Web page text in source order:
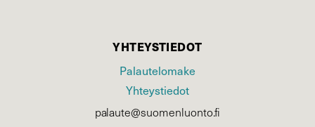
YHTEYSTIEDOT
Palautelomake
Yhteystiedot
palaute@suomenluonto.fi